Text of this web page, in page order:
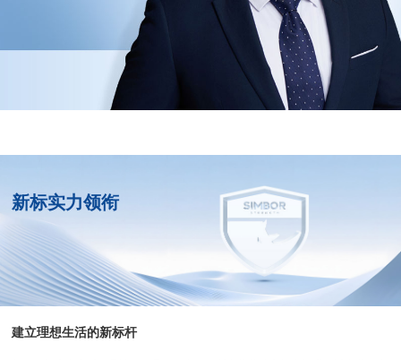
新标实力领衔
建立理想生活的新标杆